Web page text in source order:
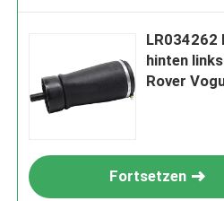
LR034262
hinten
Rover
Fortsetzen